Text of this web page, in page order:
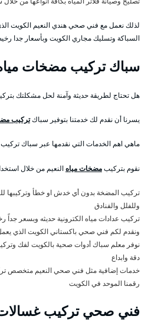
لذلك نعمل مع فني صحي هندي النعيم الكويت
السباكة وتسليك مجاري الكويت وبأسعار جدا
سباك تركيب مضخات
هل تحتاج لطريقة حديثة وآمنة لحل مشكلتك
يسرنا أن نقدم لك خدمتنا بتوفير سباكتركيب
ماهي اهم الخدمات التي نقدمها عبر سباك
نقوم بتركيبمضخات مياهالنعيم من خلال
تركيب المضخة بدون أي خدش او خطأ وتركيبها
وللفلل والفنادق
تركيب عدادات مياه الكترونية حديثه وبسعر جداً
ونقدم لكم فني صحي باكستاني الكويت الذي
نوفر معلم سباك أدوات صحية بالكويت لفك
دقة وابداع
خدمات إضافية مثل فني صحي النعيم متخصص
رقمنا الموحد في الكويت
فني صحي تركيب غسالات